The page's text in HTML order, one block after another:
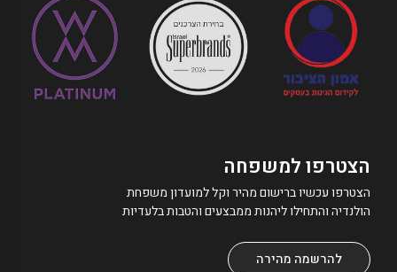
הצטרפו למשפחה
הצטרפו עכשיו ברישום מהיר וקל למועדון משפחת
הולנדיה והתחילו ליהנות ממבצעים והטבות בלעדיות
להרשמה מהירה